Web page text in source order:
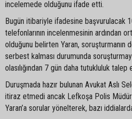
incelemede olduğunu ifade etti.
Bugün itibariyle ifadesine başvurulacak
telefonlarının incelenmesinin ardından
olduğunu belirten Yaran, soruşturmanın
serbest kalması durumunda
olasılığından 7 gün daha tutukluluk talep
Duruşmada hazır bulunan Avukat Aslı
itiraz etmedi ancak Lefkoşa Polis
Yaran’a sorular yönelterek, bazı